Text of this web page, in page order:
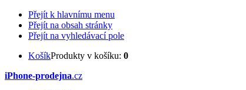
Přejít k hlavnímu menu
Přejít na obsah stránky
Přejít na vyhledávací pole
KošíkProdukty v košíku: 0
iPhone-prodejna.cz